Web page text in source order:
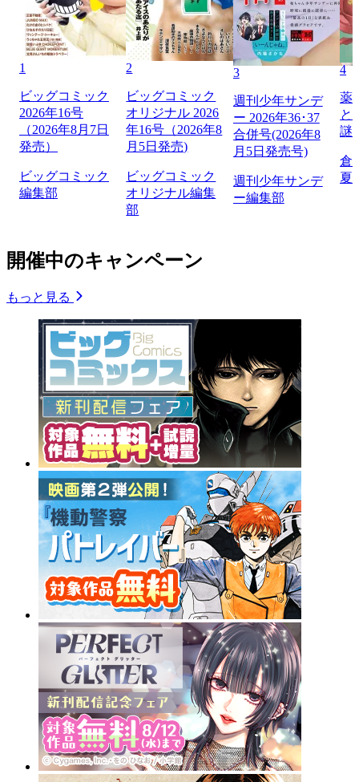
1
ビッグコミック
2026年16号
（2026年8月7日
発売）
ビッグコミック
編集部
2
ビッグコミック
オリジナル 2026
年16号（2026年8
月5日発売)
ビッグコミック
オリジナル編集
部
3
週刊少年サンデ
ー 2026年36･37
合併号(2026年8
月5日発売号)
週刊少年サンデ
ー編集部
4
薬
と
謎
倉
夏
開催中のキャンペーン
もっと見る